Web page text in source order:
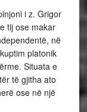
i z. Grigor
tij ose makar
në
platonik
Situata e
të gjitha ato
ose në një